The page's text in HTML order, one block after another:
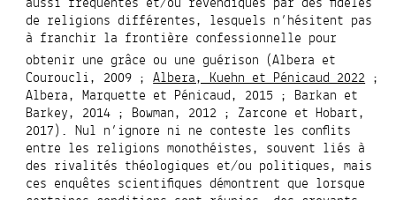
de religions différentes, lesquels n’hésitent pas
à franchir la frontière confessionnelle pour
obtenir une grâce ou une guérison (Albera et
Couroucli, 2009 ;Albera, Kuehn et Pénicaud 2022;
Albera, Marquette et Pénicaud, 2015 ; Barkan et
Barkey, 2014 ; Bowman, 2012 ; Zarcone et Hobart,
2017). Nul n’ignore ni ne conteste les conflits
entre les religions monothéistes, souvent liés à
des rivalités théologiques et/ou politiques, mais
ces enquêtes scientifiques démontrent que lorsque